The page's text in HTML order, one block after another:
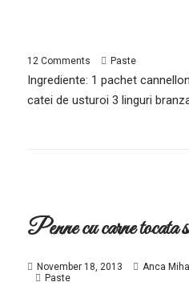
12 Comments Paste
Ingrediente: 1 pachet
catei de usturoi 3 linguri
Penne cu carne tocata
November 18, 2013 Anca
Paste